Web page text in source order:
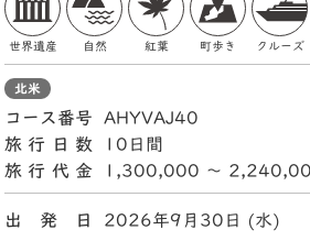
世界遺産 自然 紅葉 町歩き クルーズ
北米
コース番号
AHYVAJ40
旅行日数
10日間
旅行代金
1,300,000 〜
出 発 日 2026年9月30日 (水)